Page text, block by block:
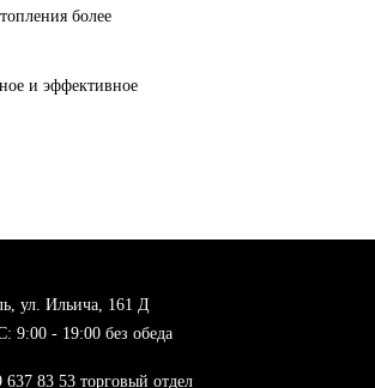
более
и эффективное
ул. Ильича, 161 Д
9:00 - 19:00 без обеда
637 83 53 торговый отдел